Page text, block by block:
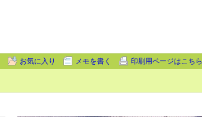
お気に入り メモを書く 印刷用ページはこちら